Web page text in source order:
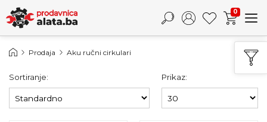
0
Prodaja Aku ručni cirkulari
Sortiranje: Prikaz: